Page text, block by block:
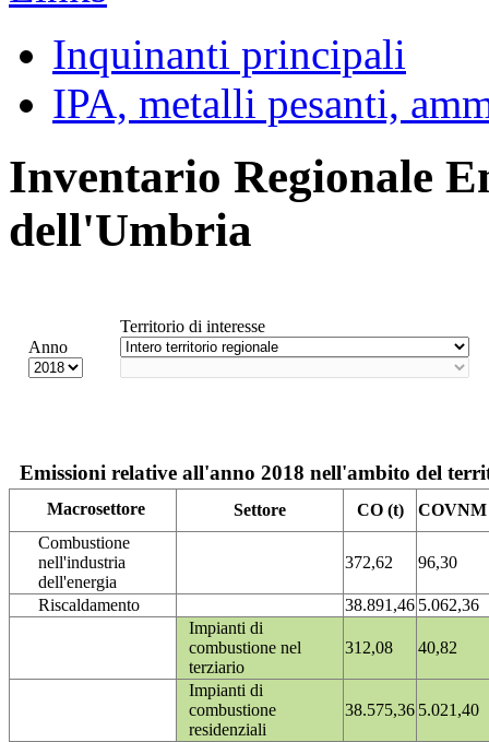
Inquinanti principali
IPA, metalli pesanti,
Inventario Regionale
dell'Umbria
Anno
Territorio di interesse
Emissioni relative all'anno 2018 nell'ambito del
Macrosettore Settore CO (t)
COVNM
Combustione
nell'industria
dell'energia
372,62 96,30
Riscaldamento 38.891,46 5.062,36
Impianti di
combustione nel
terziario
312,08 40,82
Impianti di
combustione
residenziali
38.575,36 5.021,40